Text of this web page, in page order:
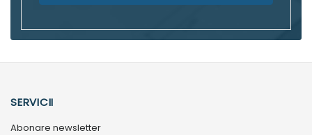
SERVICII
Abonare newsletter